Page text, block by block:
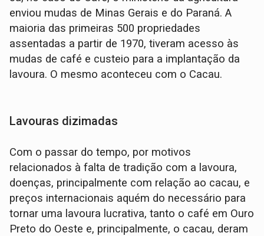
enviou mudas de Minas Gerais e do Paraná. A
maioria das primeiras 500 propriedades
assentadas a partir de 1970, tiveram acesso às
mudas de café e custeio para a implantação da
lavoura. O mesmo aconteceu com o Cacau.
Lavouras dizimadas
Com o passar do tempo, por motivos
relacionados à falta de tradição com a lavoura,
doenças, principalmente com relação ao cacau, e
preços internacionais aquém do necessário para
tornar uma lavoura lucrativa, tanto o café em Ouro
Preto do Oeste e, principalmente, o cacau, deram